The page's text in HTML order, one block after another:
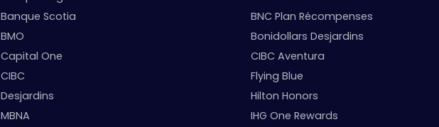
Banque Scotia
BMO
Capital One
CIBC
Desjardins
MBNA
BNC Plan Récompenses
Bonidollars Desjardins
CIBC Aventura
Flying Blue
Hilton Honors
IHG One Rewards